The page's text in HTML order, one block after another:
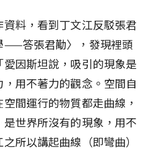
料，看到丁文江反駁張君
——答張君勱〉，發現裡頭
因斯坦說，吸引的現象是
用不著力的觀念。空間自
間運行的物質都走曲線，
世界所沒有的現象，用不
所以講起曲線（即彎曲）